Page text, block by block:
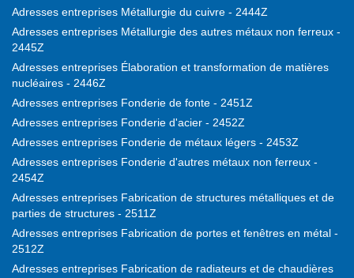
Adresses entreprises Métallurgie du cuivre - 2444Z
Adresses entreprises Métallurgie des autres métaux non ferreux -
2445Z
Adresses entreprises Élaboration et transformation de matières
nucléaires - 2446Z
Adresses entreprises Fonderie de fonte - 2451Z
Adresses entreprises Fonderie d'acier - 2452Z
Adresses entreprises Fonderie de métaux légers - 2453Z
Adresses entreprises Fonderie d'autres métaux non ferreux -
2454Z
Adresses entreprises Fabrication de structures métalliques et de
parties de structures - 2511Z
Adresses entreprises Fabrication de portes et fenêtres en métal -
2512Z
Adresses entreprises Fabrication de radiateurs et de chaudières